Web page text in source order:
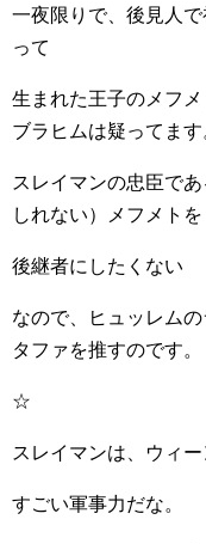
一夜限りで、後見人
って
生まれた王子のメフ
ブラヒムは疑ってます
スレイマンの忠臣で
しれない）メフメトを
後継者にしたくない
なので、ヒュッレム
タファを推すのです。
☆
スレイマンは、ウィ
すごい軍事力だな。